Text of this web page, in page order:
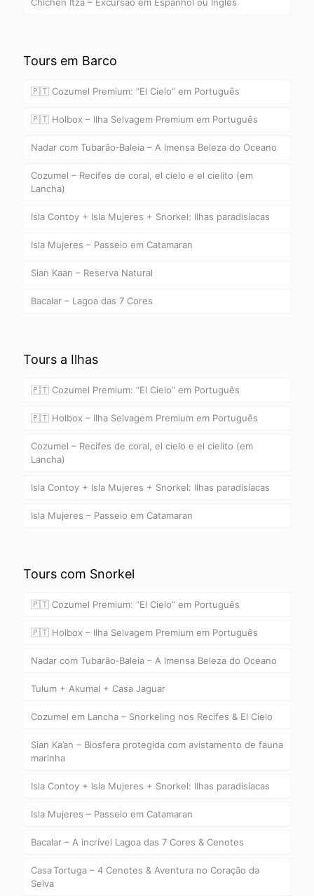
Tours em Barco
🇵🇹 Cozumel Premium: “El Cielo” em Português
🇵🇹 Holbox – Ilha Selvagem Premium em Português
Nadar com Tubarão‑Baleia – A Imensa Beleza do Oceano
Cozumel – Recifes de coral, el cielo e el cielito (em
Lancha)
Isla Contoy + Isla Mujeres + Snorkel: Ilhas paradisíacas
Isla Mujeres – Passeio em Catamaran
Sian Kaan – Reserva Natural
Bacalar – Lagoa das 7 Cores
Tours a Ilhas
🇵🇹 Cozumel Premium: “El Cielo” em Português
🇵🇹 Holbox – Ilha Selvagem Premium em Português
Cozumel – Recifes de coral, el cielo e el cielito (em
Lancha)
Isla Contoy + Isla Mujeres + Snorkel: Ilhas paradisíacas
Isla Mujeres – Passeio em Catamaran
Tours com Snorkel
🇵🇹 Cozumel Premium: “El Cielo” em Português
🇵🇹 Holbox – Ilha Selvagem Premium em Português
Nadar com Tubarão‑Baleia – A Imensa Beleza do Oceano
Tulum + Akumal + Casa Jaguar
Cozumel em Lancha – Snorkeling nos Recifes & El Cielo
Sian Ka’an – Biosfera protegida com avistamento de fauna
marinha
Isla Contoy + Isla Mujeres + Snorkel: Ilhas paradisíacas
Isla Mujeres – Passeio em Catamaran
Bacalar – A incrível Lagoa das 7 Cores & Cenotes
Casa Tortuga – 4 Cenotes & Aventura no Coração da
Selva